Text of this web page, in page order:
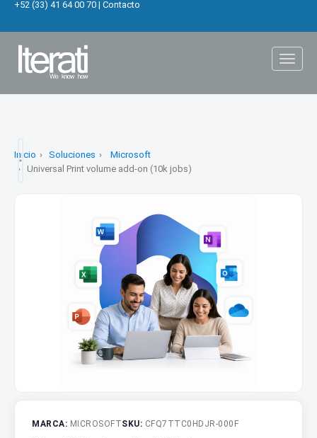
+52 (33) 41 64 00 70 | Contacto
Inicio Soluciones
Microsoft
Universal Print volume add-on (10k jobs)
MARCA: MICROSOFTSKU: CFQ7TTC0HDJR-000F